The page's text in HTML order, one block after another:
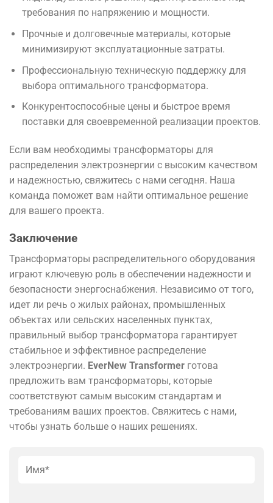
требования по напряжению и мощности.
Прочные и долговечные материалы, которые
минимизируют эксплуатационные затраты.
Профессиональную техническую поддержку для
выбора оптимального трансформатора.
Конкурентоспособные цены и быстрое время
поставки для своевременной реализации проектов.
Если вам необходимы трансформаторы для
распределения электроэнергии с высоким качеством
и надежностью, свяжитесь с нами сегодня. Наша
команда поможет вам найти оптимальное решение
для вашего проекта.
Заключение
Трансформаторы распределительного оборудования
играют ключевую роль в обеспечении надежности и
безопасности энергоснабжения. Независимо от того,
идет ли речь о жилых районах, промышленных
объектах или сельских населенных пунктах,
правильный выбор трансформатора гарантирует
стабильное и эффективное распределение
электроэнергии. EverNew Transformer готова
предложить вам трансформаторы, которые
соответствуют самым высоким стандартам и
требованиям ваших проектов. Свяжитесь с нами,
чтобы узнать больше о наших решениях.